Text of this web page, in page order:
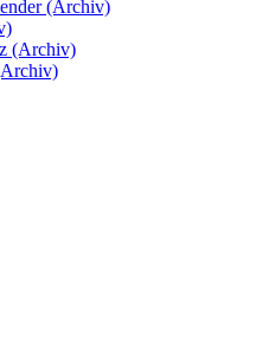
(Archiv)
(Archiv)